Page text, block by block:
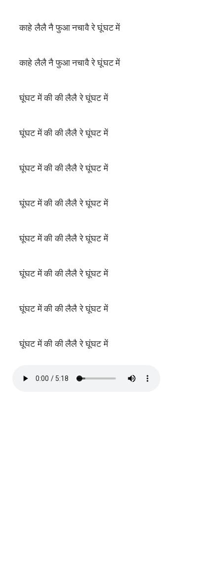
काहे लैलै नै फुआ नचावै रे घूंघट में
काहे लैलै नै फुआ नचावै रे घूंघट में
घूंघट में की की लैलै रे घूंघट में
घूंघट में की की लैलै रे घूंघट में
घूंघट में की की लैलै रे घूंघट में
घूंघट में की की लैलै रे घूंघट में
घूंघट में की की लैलै रे घूंघट में
घूंघट में की की लैलै रे घूंघट में
घूंघट में की की लैलै रे घूंघट में
घूंघट में की की लैलै रे घूंघट में